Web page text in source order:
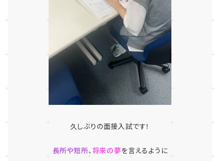
久しぶりの面接入試です！
長所や短所、将来の夢を言えるように